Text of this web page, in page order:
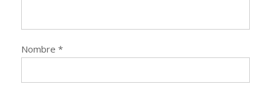
Nombre *